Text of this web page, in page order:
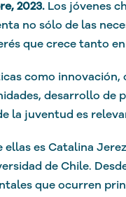
2023. Los jóvenes
no sólo de las
que crece tanto
como
desarrollo de
la juventud es
ellas es Catalina
de Chile.
que ocurren